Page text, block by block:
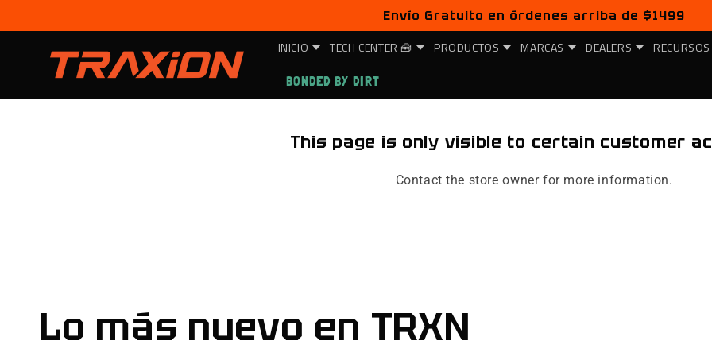
al contenido
Envío Gratuito en órdenes arriba de $1499
INICIO
TECH CENTER 🧰 PRODUCTOS MARCAS DEALERS RECURSOS
BONDED BY DIRT
This page is only visible to certain customer
Contact the store owner for more information.
Lo más nuevo en TRXN